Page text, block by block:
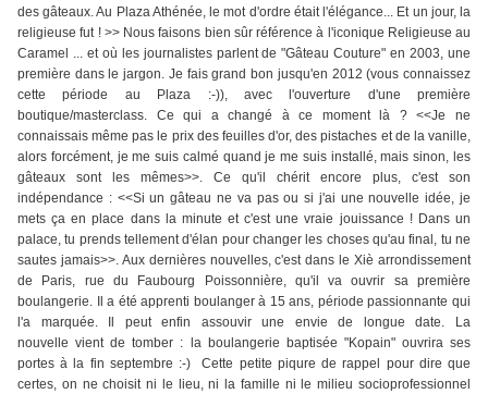
des gâteaux. Au Plaza Athénée, le mot d'ordre était l'élégance... Et un jour, la
religieuse fut ! >> Nous faisons bien sûr référence à l'iconique Religieuse au
Caramel ... et où les journalistes parlent de "Gâteau Couture" en 2003, une
première dans le jargon. Je fais grand bon jusqu'en 2012 (vous connaissez
cette période au Plaza :-)), avec l'ouverture d'une première
boutique/masterclass. Ce qui a changé à ce moment là ? <<Je ne
connaissais même pas le prix des feuilles d'or, des pistaches et de la vanille,
alors forcément, je me suis calmé quand je me suis installé, mais sinon, les
gâteaux sont les mêmes>>. Ce qu'il chérit encore plus, c'est son
indépendance : <<Si un gâteau ne va pas ou si j'ai une nouvelle idée, je
mets ça en place dans la minute et c'est une vraie jouissance ! Dans un
palace, tu prends tellement d'élan pour changer les choses qu'au final, tu ne
sautes jamais>>. Aux dernières nouvelles, c'est dans le Xiè arrondissement
de Paris, rue du Faubourg Poissonnière, qu'il va ouvrir sa première
boulangerie. Il a été apprenti boulanger à 15 ans, période passionnante qui
l'a marquée. Il peut enfin assouvir une envie de longue date. La
nouvelle vient de tomber : la boulangerie baptisée "Kopain" ouvrira ses
portes à la fin septembre :-) Cette petite piqure de rappel pour dire que
certes, on ne choisit ni le lieu, ni la famille ni le milieu socioprofessionnel